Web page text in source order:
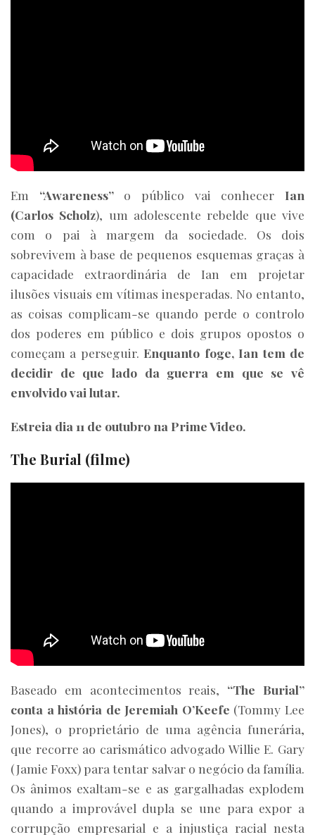
Em “Awareness”o público vai conhecer Ian
(Carlos Scholz), um adolescente rebelde que vive
com o pai à margem da sociedade. Os dois
sobrevivem à base de pequenos esquemas graças à
capacidade extraordinária de Ian em projetar
ilusões visuais em vítimas inesperadas. No entanto,
as coisas complicam-se quando perde o controlo
dos poderes em público e dois grupos opostos o
começam a perseguir. Enquanto foge, Ian tem de
decidir de que lado da guerra em que se vê
envolvido vai lutar.
Estreia dia 11 de outubro na Prime Video.
The Burial (filme)
Baseado em acontecimentos reais, “The Burial”
conta a história de Jeremiah O’Keefe (Tommy Lee
Jones), o proprietário de uma agência funerária,
que recorre ao carismático advogado Willie E. Gary
(Jamie Foxx) para tentar salvar o negócio da família.
Os ânimos exaltam-se e as gargalhadas explodem
quando a improvável dupla se une para expor a
corrupção empresarial e a injustiça racial nesta